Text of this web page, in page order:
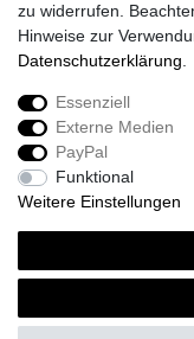
Impressum
Widerrufs­recht
zu widerrufen.
Hinweise zur
Daten­schutz­erklärung
Essenziell
Externe Medien
PayPal
Funktional
Weitere Einstellungen